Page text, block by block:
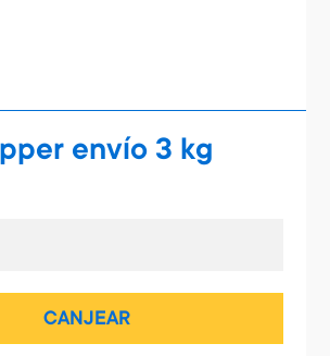
envío 3 kg
CANJEAR